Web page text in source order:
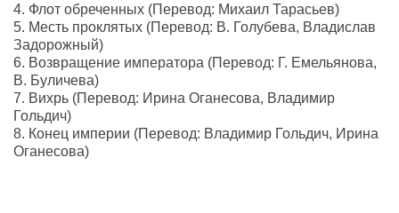
4. Флот обреченных (Перевод: Михаил Тарасьев)
5. Месть проклятых (Перевод: В. Голубева, Владислав
Задорожный)
6. Возвращение императора (Перевод: Г. Емельянова,
В. Буличева)
7. Вихрь (Перевод: Ирина Оганесова, Владимир
Гольдич)
8. Конец империи (Перевод: Владимир Гольдич, Ирина
Оганесова)